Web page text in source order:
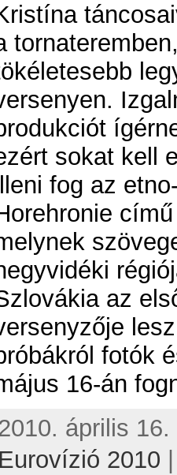
sokat kell
fog az
az
fotók
16-án
április
Eurovízió 2010